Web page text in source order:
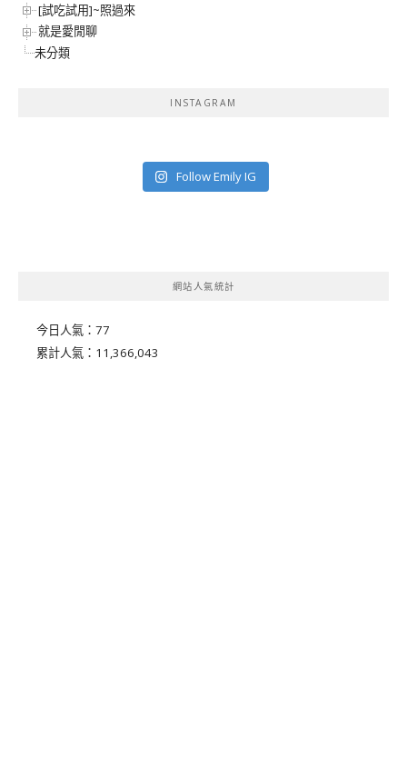
[試吃試用]~照過來
就是愛閒聊
未分類
INSTAGRAM
Follow Emily IG
網站人氣統計
今日人氣： 77
累計人氣： 11,366,043